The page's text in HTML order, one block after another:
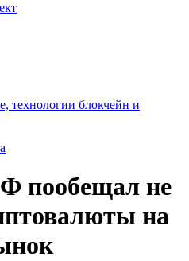
технологии блокчейн и
пообещал не
на